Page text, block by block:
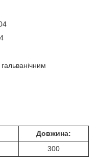
Довжина:
300